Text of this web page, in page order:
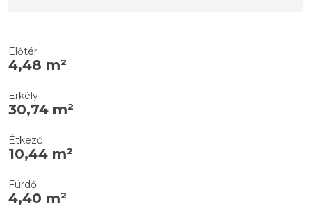
Előtér
4,48 m²
Erkély
30,74 m²
Étkező
10,44 m²
Fürdő
4,40 m²